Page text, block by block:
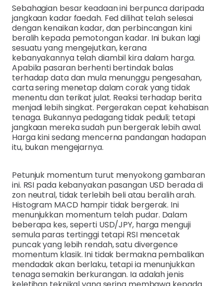
Sebahagian besar keadaan ini berpunca daripada
jangkaan kadar faedah. Fed dilihat telah selesai
dengan kenaikan kadar, dan perbincangan kini
beralih kepada pemotongan kadar. Ini bukan lagi
sesuatu yang mengejutkan, kerana
kebanyakannya telah diambil kira dalam harga.
Apabila pasaran berhenti bertindak balas
terhadap data dan mula menunggu pengesahan,
carta sering menetap dalam corak yang tidak
menentu dan terikat julat. Reaksi terhadap berita
menjadi lebih singkat. Pergerakan cepat kehabisan
tenaga. Bukannya pedagang tidak peduli; tetapi
jangkaan mereka sudah pun bergerak lebih awal.
Harga kini sedang mencerna pandangan hadapan
itu, bukan mengejarnya.
Petunjuk momentum turut menyokong gambaran
ini. RSI pada kebanyakan pasangan USD berada di
zon neutral, tidak terlebih beli atau beralih arah.
Histogram MACD hampir tidak bergerak. Ini
menunjukkan momentum telah pudar. Dalam
beberapa kes, seperti USD/JPY, harga menguji
semula paras tertinggi tetapi RSI mencetak
puncak yang lebih rendah, satu divergence
momentum klasik. Ini tidak bermakna pembalikan
mendadak akan berlaku, tetapi ia menunjukkan
tenaga semakin berkurangan. Ia adalah jenis